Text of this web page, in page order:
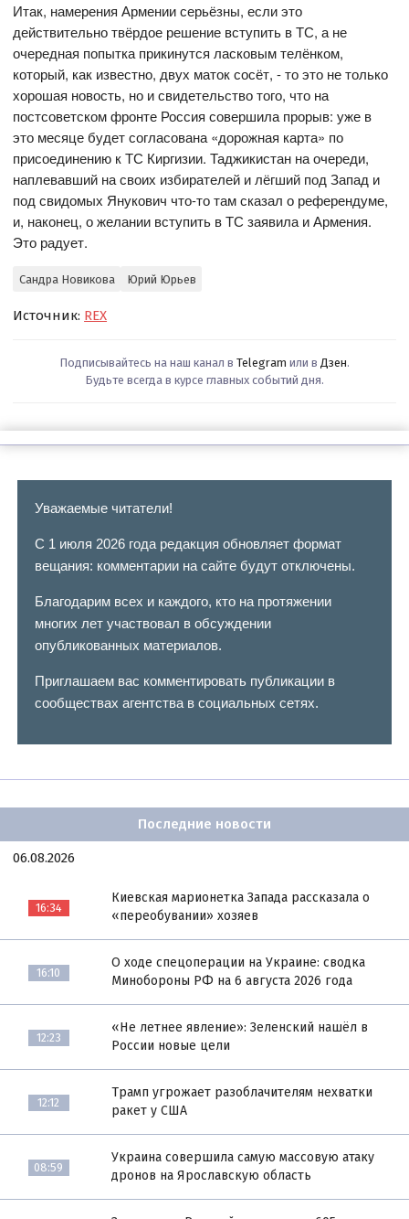
Итак, намерения Армении серьёзны, если это
действительно твёрдое решение вступить в ТС, а не
очередная попытка прикинутся ласковым телёнком,
который, как известно, двух маток сосёт, - то это не только
хорошая новость, но и свидетельство того, что на
постсоветском фронте Россия совершила прорыв: уже в
это месяце будет согласована «дорожная карта» по
присоединению к ТС Киргизии. Таджикистан на очереди,
наплевавший на своих избирателей и лёгший под Запад и
под свидомых Янукович что-то там сказал о референдуме,
и, наконец, о желании вступить в ТС заявила и Армения.
Это радует.
Сандра Новикова Юрий Юрьев
Источник: REX
Подписывайтесь на наш канал в Telegram или в Дзен.
Будьте всегда в курсе главных событий дня.
Уважаемые читатели!
С 1 июля 2026 года редакция обновляет формат
вещания: комментарии на сайте будут отключены.
Благодарим всех и каждого, кто на протяжении
многих лет участвовал в обсуждении
опубликованных материалов.
Приглашаем вас комментировать публикации в
сообществах агентства в социальных сетях.
Последние новости
06.08.2026
16:34
Киевская марионетка Запада рассказала о
«переобувании» хозяев
16:10
О ходе спецоперации на Украине: сводка
Минобороны РФ на 6 августа 2026 года
12:23
«Не летнее явление»: Зеленский нашёл в
России новые цели
12:12
Трамп угрожает разоблачителям нехватки
ракет у США
08:59
Украина совершила самую массовую атаку
дронов на Ярославскую область